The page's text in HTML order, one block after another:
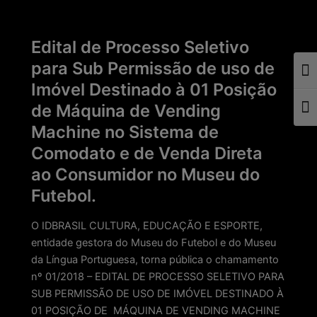
Edital de Processo Seletivo
para Sub Permissão de uso de
Imóvel Destinado à 01 Posição
de Máquina de Vending
Machine no Sistema de
Comodato e de Venda Direta
ao Consumidor no Museu do
Futebol.
O IDBRASIL CULTURA, EDUCAÇÃO E ESPORTE,
entidade gestora do Museu do Futebol e do Museu
da Língua Portuguesa, torna pública o chamamento
nº 01/2018 – EDITAL DE PROCESSO SELETIVO PARA
SUB PERMISSÃO DE USO DE IMÓVEL DESTINADO À
01 POSIÇÃO DE MÁQUINA DE VENDING MACHINE